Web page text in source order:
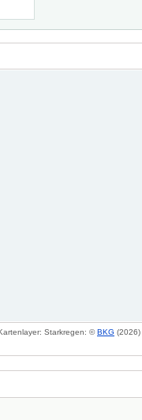
Starkregen: ©BKG (2026)